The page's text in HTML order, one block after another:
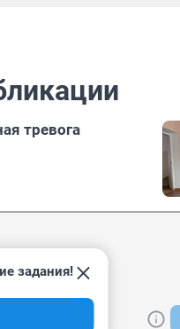
тревога
задания!